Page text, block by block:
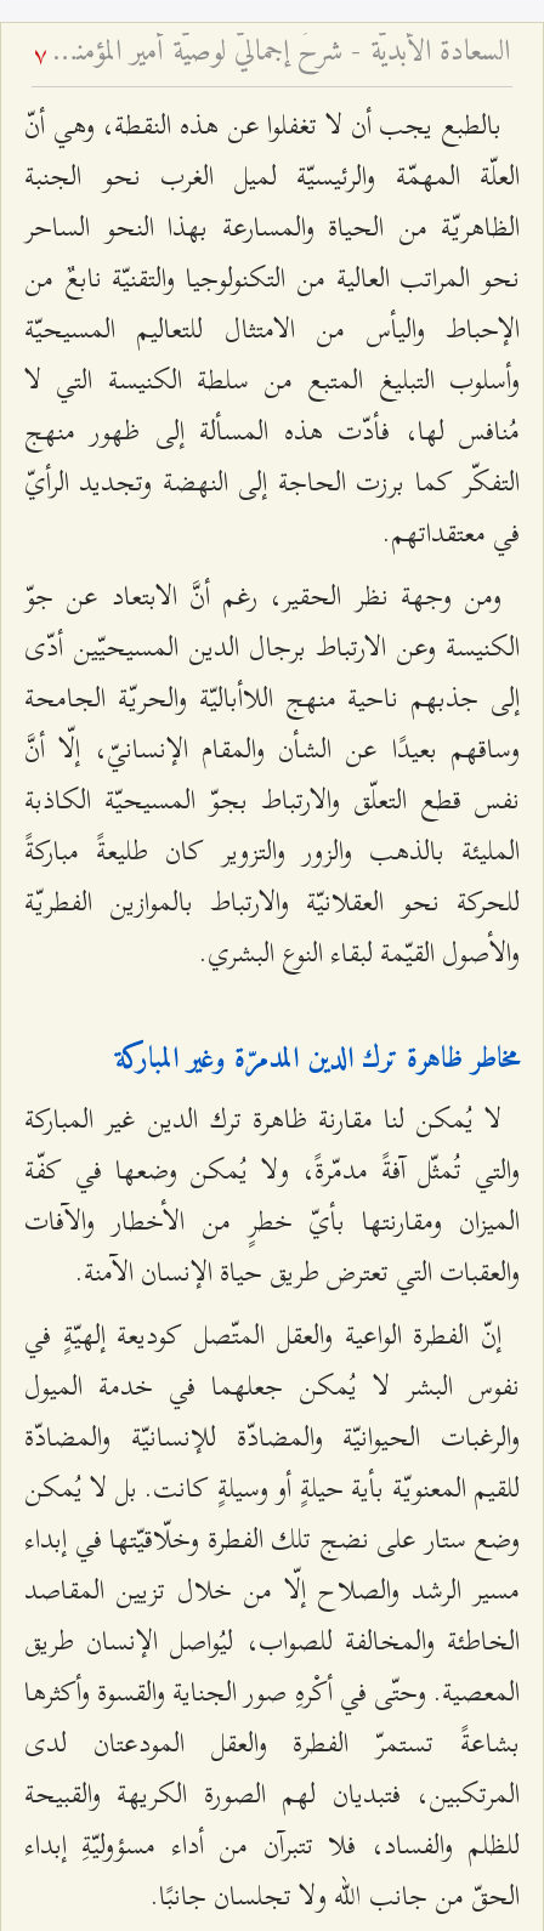
السعادة الأبديّة - شرحٌ إجماليٌّ لوصيّة أمير المؤمنين للإمام الحسن المجتبى عليهما السّلام في حاضرين 7
بالطبع يجب أن لا تغفلوا عن هذه النقطة، وهي أنّ
العلّة المهمّة والرئيسيّة لميل الغرب نحو الجنبة
الظاهريّة من الحياة والمسارعة بهذا النحو الساحر
نحو المراتب العالية من التكنولوجيا والتقنيّة نابعٌ من
الإحباط واليأس من الامتثال للتعاليم المسيحيّة
وأسلوب التبليغ المتبع من سلطة الكنيسة التي لا
مُنافس لها، فأدّت هذه المسألة إلى ظهور منهج
التفكّر كما برزت الحاجة إلى النهضة وتجديد الرأيّ
في معتقداتهم.
ومن وجهة نظر الحقير، رغم أنَّ الابتعاد عن جوّ
الكنيسة وعن الارتباط برجال الدين المسيحيّين أدّى
إلى جذبهم ناحية منهج اللاأباليّة والحريّة الجامحة
وساقهم بعيدًا عن الشأن والمقام الإنسانيّ، إلّا أنَّ
نفس قطع التعلّق والارتباط بجوّ المسيحيّة الكاذبة
المليئة بالذهب والزور والتزوير كان طليعةً مباركةً
للحركة نحو العقلانيّة والارتباط بالموازين الفطريّة
والأصول القيّمة لبقاء النوع البشري.
مخاطر ظاهرة ترك الدين المدمرّة وغير المباركة
لا يُمكن لنا مقارنة ظاهرة ترك الدين غير المباركة
والتي تُمثّل آفةً مدمّرةً، ولا يُمكن وضعها في كفّة
الميزان ومقارنتها بأيّ خطرٍ من الأخطار والآفات
والعقبات التي تعترض طريق حياة الإنسان الآمنة.
إنّ الفطرة الواعية والعقل المتّصل كوديعة إلهيّةٍ في
نفوس البشر لا يُمكن جعلهما في خدمة الميول
والرغبات الحيوانيّة والمضادّة للإنسانيّة والمضادّة
للقيم المعنويّة بأية حيلةٍ أو وسيلةٍ كانت. بل لا يُمكن
وضع ستار على نضج تلك الفطرة وخلّاقيّتها في إبداء
مسير الرشد والصلاح إلّا من خلال تزيين المقاصد
الخاطئة والمخالفة للصواب، ليُواصل الإنسان طريق
المعصية. وحتّى في أكْرهِ صور الجناية والقسوة وأكثرها
بشاعةً تستمرّ الفطرة والعقل المودعتان لدى
المرتكبين، فتبديان لهم الصورة الكريهة والقبيحة
للظلم والفساد، فلا تتبرآن من أداء مسؤوليّةِ إبداء
الحقّ من جانب الله ولا تجلسان جانبًا.